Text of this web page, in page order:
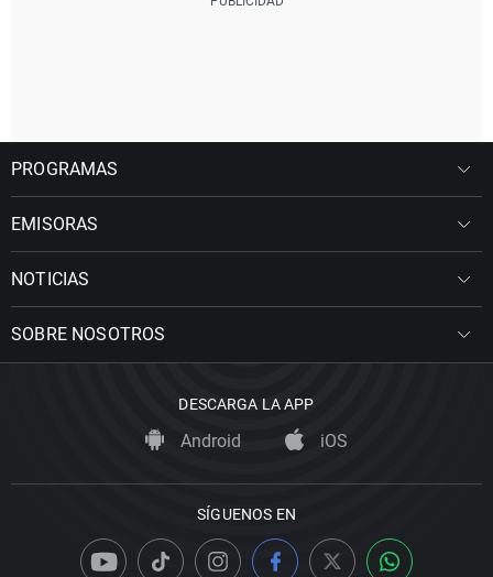
PROGRAMAS
EMISORAS
NOTICIAS
SOBRE NOSOTROS
DESCARGA LA APP
Android iOS
SÍGUENOS EN